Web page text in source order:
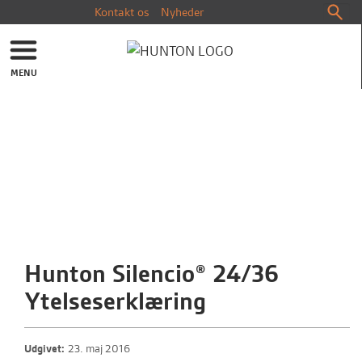
Kontakt os Nyheder
MENU
Hunton Silencio® 24/36
Ytelseserklæring
Udgivet: 23. maj 2016